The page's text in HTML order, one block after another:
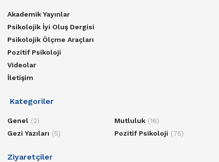
Akademik Yayınlar
Psikolojik İyi Oluş Dergisi
Psikolojik Ölçme Araçları
Pozitif Psikoloji
Videolar
İletişim
Kategoriler
Genel (2)
Gezi Yazıları (5)
Mutluluk (16)
Pozitif Psikoloji (75)
Ziyaretçiler